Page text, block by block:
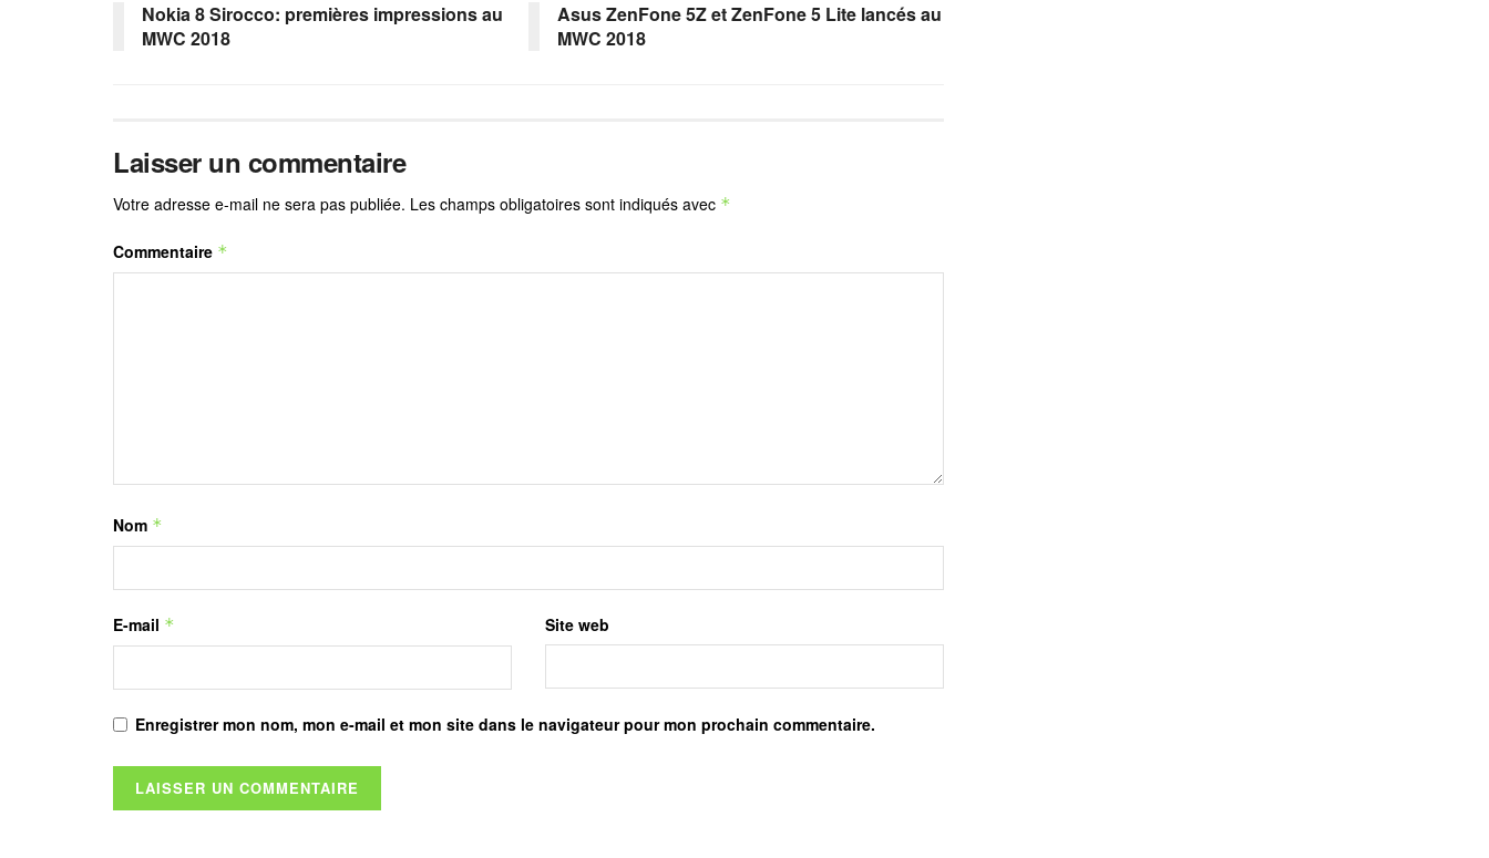
Nokia 8 Sirocco: premières impressions au
MWC 2018
Asus ZenFone 5Z et ZenFone 5 Lite lancés au
MWC 2018
Laisser un commentaire
Votre adresse e-mail ne sera pas publiée. Les champs obligatoires sont indiqués avec *
Commentaire *
Nom *
E-mail * Site web
Enregistrer mon nom, mon e-mail et mon site dans le navigateur pour mon prochain commentaire.